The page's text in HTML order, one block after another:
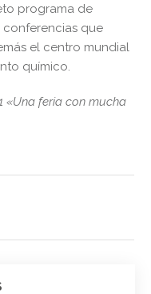
programa de
conferencias que
el centro mundial
químico.
«Una feria con mucha